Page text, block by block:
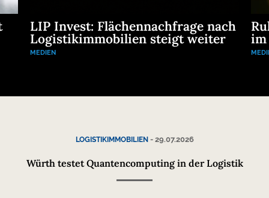
LIP Invest: Flächennachfrage nach
Logistikimmobilien steigt weiter
MEDIEN
im
LOGISTIKIMMOBILIEN- 29.07.2026
Würth testet Quantencomputing in der Logistik